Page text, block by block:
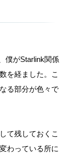
僕がStarlink関係
を経ました。こ
る部分が色々で
て残しておくこ
わっている所に